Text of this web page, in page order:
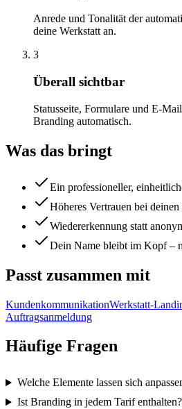
Anrede und Tonalität der
deine Werkstatt an.
3
Überall sichtbar
Statusseite, Formulare und E-
Branding automatisch.
Was das bringt
Ein professioneller,
Höheres Vertrauen bei
Wiedererkennung statt
Dein Name bleibt im Kopf –
Passt zusammen mit
KundenkommunikationWerkstatt-
Auftragsanmeldung
Häufige Fragen
Welche Elemente lassen sich
Ist Branding in jedem Tarif enthalten?